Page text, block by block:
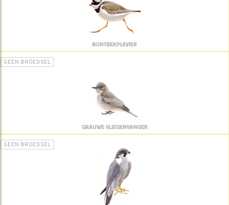
BONTBEKPLEVIER
GEEN BROEDSEL
GRAUWE VLIEGENVANGER
GEEN BROEDSEL